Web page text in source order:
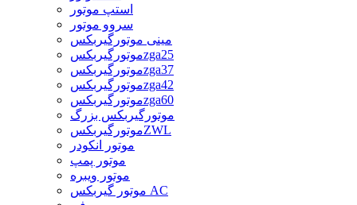
استپ موتور
سروو موتور
مینی موتورگیربکس
موتورگیربکسzga25
موتورگیربکسzga37
موتورگیربکسzga42
موتورگیربکسzga60
موتورگیربکس بزرگ
موتورگیربکسZWL
موتور انکودر
موتور پمپ
موتور ویبره
موتور گیربکس AC